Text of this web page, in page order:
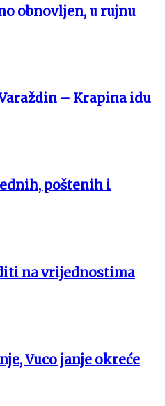
obnovljen, u rujnu
– Krapina idu
poštenih i
na vrijednostima
Vuco janje okreće